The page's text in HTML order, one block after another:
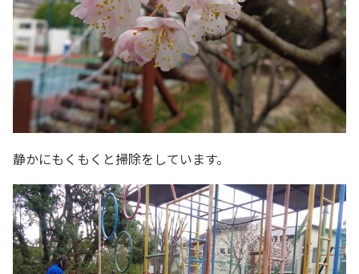
静かにもくもくと掃除をしています。